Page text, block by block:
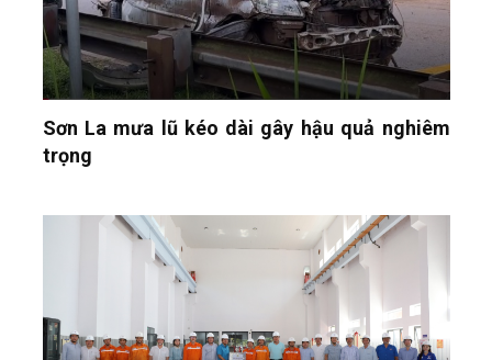
Sơn La mưa lũ kéo dài gây hậu quả nghiêm
trọng